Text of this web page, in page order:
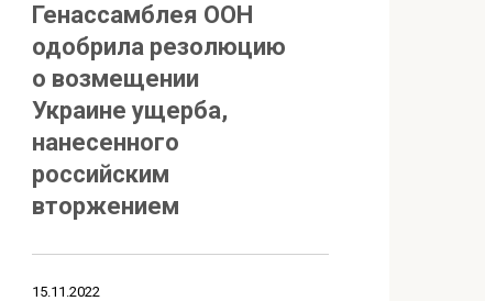
Генассамблея ООН
одобрила резолюцию
о возмещении
Украине ущерба,
нанесенного
российским
вторжением
15.11.2022